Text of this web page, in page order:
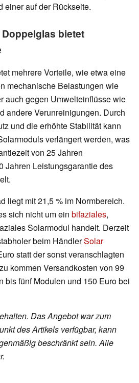
einer auf der Rückseite.
bietet
mehrere Vorteile, wie etwa eine
mechanische Belastungen wie
auch gegen Umwelteinflüsse wie
andere Verunreinigungen. Durch
und die erhöhte Stabilität kann
verlängert werden, was
von 25 Jahren
Jahren Leistungsgarantie des
liegt mit 21,5 % im Normbereich.
sich nicht um ein bifaziales,
Solarmodul handelt. Derzeit
beim HändlerSolar
statt der sonst veranschlagten
kommen Versandkosten von 99
bis fünf Modulen und 150 Euro bei
Das Angebot war zum
des Artikels verfügbar, kann
beschränkt sein. Alle